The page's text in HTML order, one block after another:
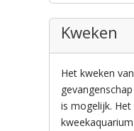
Kweken
Het kweken
is mogelijk.